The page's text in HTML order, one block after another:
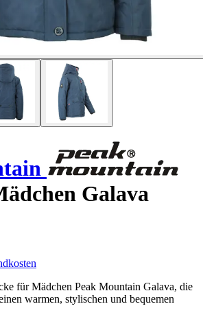
Galava
für Mädchen Peak Mountain Galava, die
warmen, stylischen und bequemen